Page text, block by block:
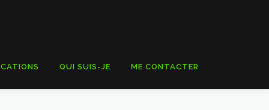
QUI SUIS-JE ME CONTACTER